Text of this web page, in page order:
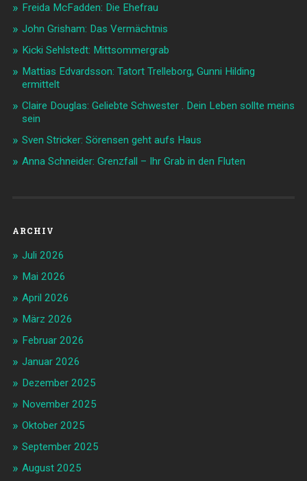
Freida McFadden: Die Ehefrau
John Grisham: Das Vermächtnis
Kicki Sehlstedt: Mittsommergrab
Mattias Edvardsson: Tatort Trelleborg, Gunni Hilding
ermittelt
Claire Douglas: Geliebte Schwester . Dein Leben sollte meins
sein
Sven Stricker: Sörensen geht aufs Haus
Anna Schneider: Grenzfall – Ihr Grab in den Fluten
ARCHIV
Juli 2026
Mai 2026
April 2026
März 2026
Februar 2026
Januar 2026
Dezember 2025
November 2025
Oktober 2025
September 2025
August 2025